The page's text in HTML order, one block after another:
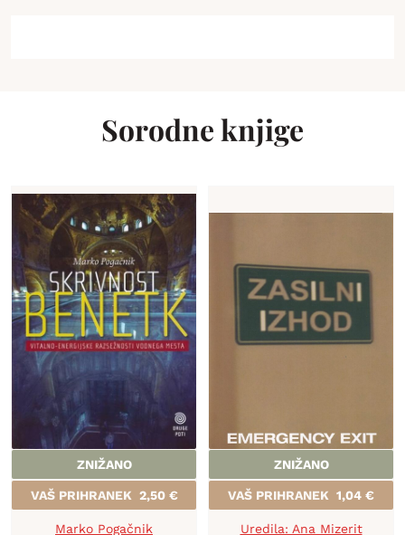
Sorodne knjige
ZNIŽANO
VAŠ PRIHRANEK 2,50 €
Marko Pogačnik
ZNIŽANO
VAŠ PRIHRANEK 1,04 €
Uredila: Ana Mizerit